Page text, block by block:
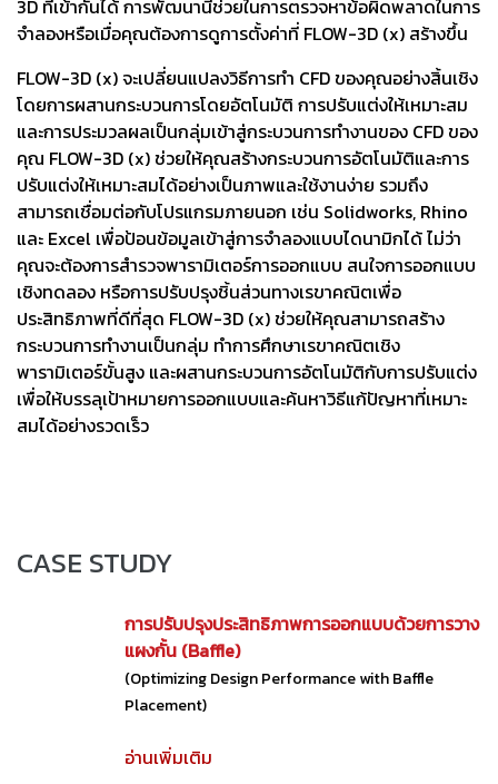
3D ที่เข้ากันได้ การพัฒนานี้ช่วยในการตรวจหาข้อผิดพลาดในการ
จำลองหรือเมื่อคุณต้องการดูการตั้งค่าที่ FLOW-3D (x) สร้างขึ้น
FLOW-3D (x) จะเปลี่ยนแปลงวิธีการทำ CFD ของคุณอย่างสิ้นเชิง
โดยการผสานกระบวนการโดยอัตโนมัติ การปรับแต่งให้เหมาะสม
และการประมวลผลเป็นกลุ่มเข้าสู่กระบวนการทำงานของ CFD ของ
คุณ FLOW-3D (x) ช่วยให้คุณสร้างกระบวนการอัตโนมัติและการ
ปรับแต่งให้เหมาะสมได้อย่างเป็นภาพและใช้งานง่าย รวมถึง
สามารถเชื่อมต่อกับโปรแกรมภายนอก เช่น Solidworks, Rhino
และ Excel เพื่อป้อนข้อมูลเข้าสู่การจำลองแบบไดนามิกได้ ไม่ว่า
คุณจะต้องการสำรวจพารามิเตอร์การออกแบบ สนใจการออกแบบ
เชิงทดลอง หรือการปรับปรุงชิ้นส่วนทางเรขาคณิตเพื่อ
ประสิทธิภาพที่ดีที่สุด FLOW-3D (x) ช่วยให้คุณสามารถสร้าง
กระบวนการทำงานเป็นกลุ่ม ทำการศึกษาเรขาคณิตเชิง
พารามิเตอร์ขั้นสูง และผสานกระบวนการอัตโนมัติกับการปรับแต่ง
เพื่อให้บรรลุเป้าหมายการออกแบบและค้นหาวิธีแก้ปัญหาที่เหมาะ
สมได้อย่างรวดเร็ว
CASE STUDY
การปรับปรุงประสิทธิภาพการออกแบบด้วยการวาง
แผงกั้น (Baffle)
(Optimizing Design Performance with Baffle
Placement)
อ่านเพิ่มเติม